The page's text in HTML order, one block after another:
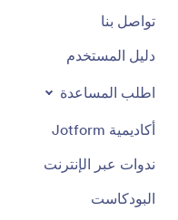
تواصل بنا
دليل المستخدم
اطلب المساعدة
أكاديمية Jotform
ندوات عبر الإنترنت
البودكاست